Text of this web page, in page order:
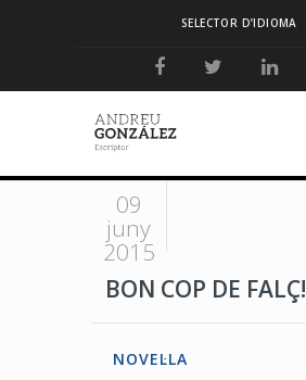
SELECTOR D’IDIOMA
09
juny
2015
BON COP DE FALÇ!
NOVEL·LA